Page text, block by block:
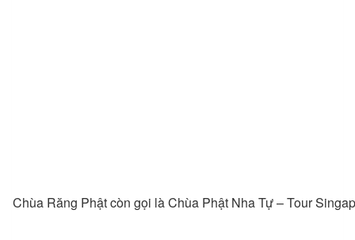
Chùa Răng Phật còn gọi là Chùa Phật Nha Tự – Tour